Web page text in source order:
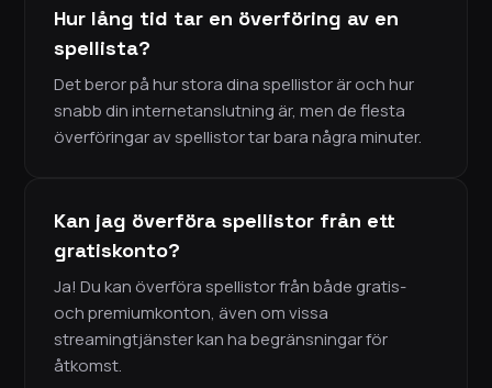
Hur lång tid tar en överföring av en
spellista?
Det beror på hur stora dina spellistor är och hur
snabb din internetanslutning är, men de flesta
överföringar av spellistor tar bara några minuter.
Kan jag överföra spellistor från ett
gratiskonto?
Ja! Du kan överföra spellistor från både gratis-
och premiumkonton, även om vissa
streamingtjänster kan ha begränsningar för
åtkomst.